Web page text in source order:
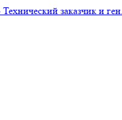
Технический заказчик и